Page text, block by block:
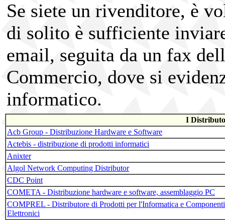
Se siete un rivenditore, è
di solito è sufficiente
email, seguita da un fax
Commercio, dove si
informatico.
I
Acb Group - Distribuzione Hardware e Software
Actebis - distribuzione di prodotti informatici
Anixter
Algol Network Computing Distributor
CDC Point
COMETA - Distribuzione hardware e software, assemblaggio PC
COMPREL - Distributore di Prodotti per l'Informatica e Componenti
Elettronici